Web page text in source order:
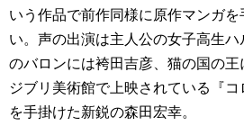
いう作品で前作同様に原作マンガ
い。声の出演は主人公の女子高生
のバロンには袴田吉彦、猫の国の
ジブリ美術館で上映されている『
を手掛けた新鋭の森田宏幸。